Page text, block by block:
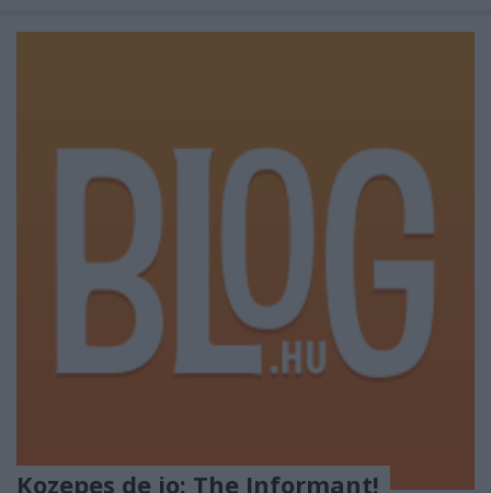
Kozepes de jo: The Informant!